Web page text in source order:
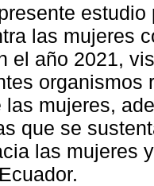
las mujeres
el año 2021,
organismos
las mujeres,
que se
las mujeres